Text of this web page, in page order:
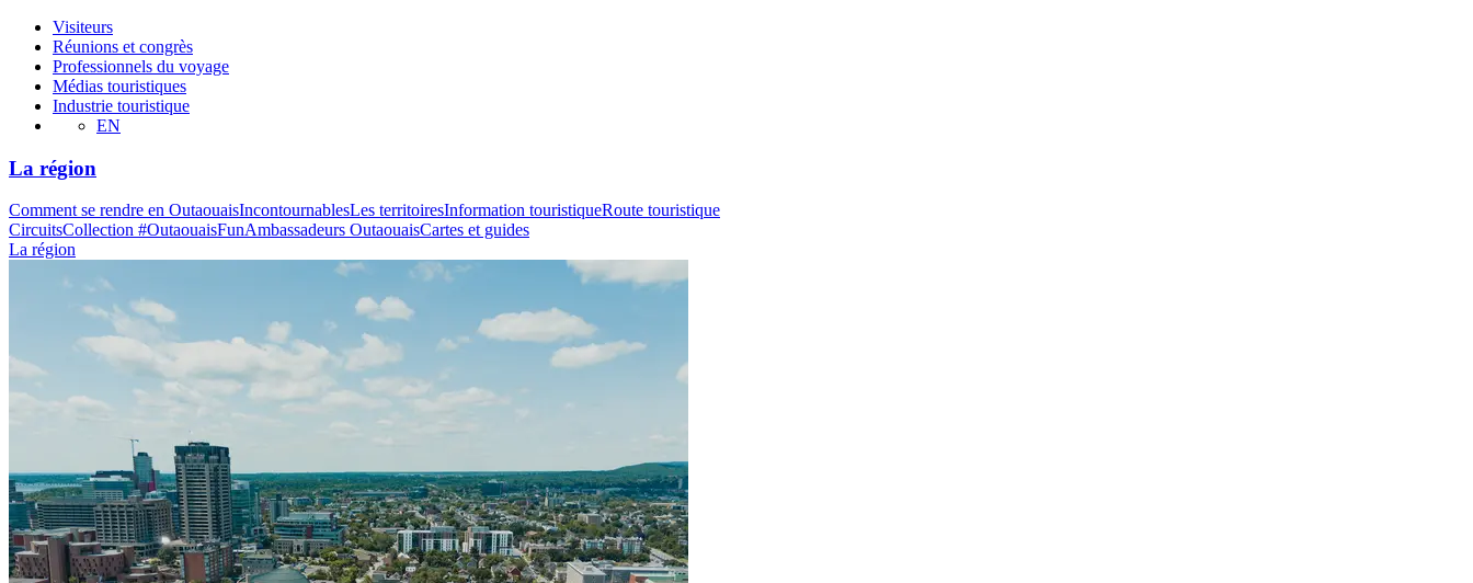
Visiteurs
Réunions et congrès
Professionnels du voyage
Médias touristiques
Industrie touristique
EN
La région
Comment se rendre en OutaouaisIncontournablesLes territoiresInformation touristiqueRoute touristique
CircuitsCollection #OutaouaisFunAmbassadeurs OutaouaisCartes et guides
La région